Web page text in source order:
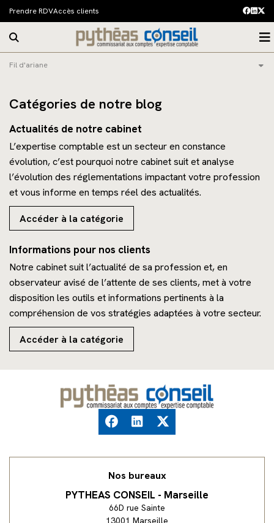
Prendre RDVAccès clients
Notre cabinet
Nos clients
Gestion sociale et paie
Services aux investisseurs de l'immobilier
Financement de l'entreprise
Stratégie patrimoniale
Accompagnement du dirigeant
Accompagnement en pilotage d'entreprise
Transaction services
Actualités
M'informer sur mon secteur
Guide du chef d'entreprise
Guide de la gestion de patrimoine
Échéanciers
Kiosque
Simulateurs
Blog
Carrières
Fil d'ariane
Catégories de notre blog
Actualités de notre cabinet
L’expertise comptable est un secteur en constance
évolution, c’est pourquoi notre cabinet suit et analyse
l’évolution des réglementations impactant votre profession
et vous informe en temps réel des actualités.
Accéder à la catégorie
Informations pour nos clients
Notre cabinet suit l’actualité de sa profession et, en
observateur avisé de l’attente de ses clients, met à votre
disposition les outils et informations pertinents à la
compréhension de vos stratégies adaptées à votre secteur.
Accéder à la catégorie
Nos bureaux
PYTHEAS CONSEIL - Marseille
66D rue Sainte
13001 Marseille